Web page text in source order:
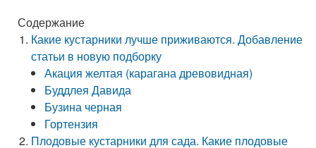
Содержание
Какие кустарники лучше приживаются. Добавление
статьи в новую подборку
Акация желтая (карагана древовидная)
Буддлея Давида
Бузина черная
Гортензия
Плодовые кустарники для сада. Какие плодовые